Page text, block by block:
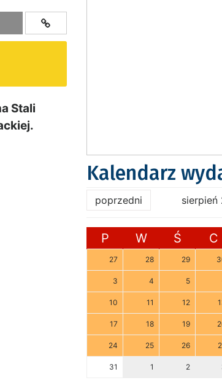
Stali
Kalendarz
poprzedni sierpień
P W Ś C
27 28 29
3 4 5
10 11 12
17 18 19
24 25 26
31 1 2